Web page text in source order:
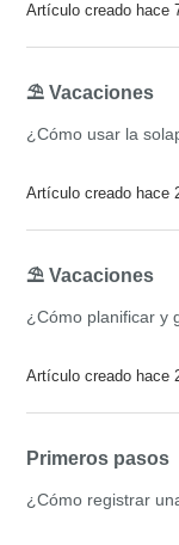
Artículo creado hace
⛱️ Vacaciones
¿Cómo usar la
Artículo creado hace
⛱️ Vacaciones
¿Cómo planificar y
Artículo creado hace
Primeros pasos
¿Cómo registrar